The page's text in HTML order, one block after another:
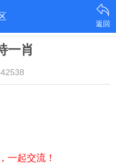
返回
一肖
一起交流！